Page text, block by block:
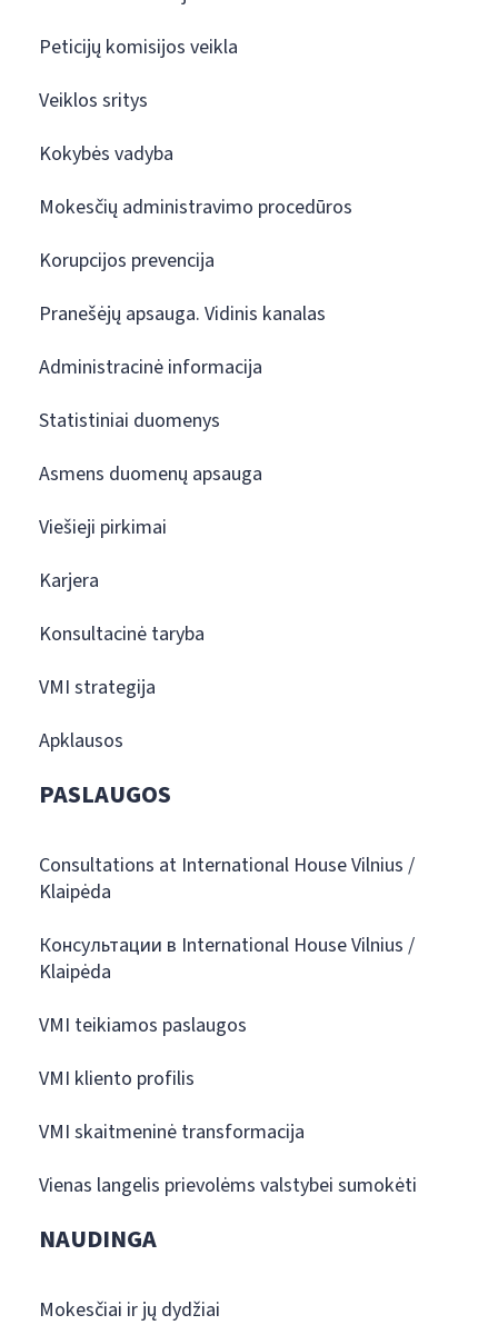
Peticijų komisijos veikla
Veiklos sritys
Kokybės vadyba
Mokesčių administravimo procedūros
Korupcijos prevencija
Pranešėjų apsauga. Vidinis kanalas
Administracinė informacija
Statistiniai duomenys
Asmens duomenų apsauga
Viešieji pirkimai
Karjera
Konsultacinė taryba
VMI strategija
Apklausos
PASLAUGOS
Consultations at International House Vilnius /
Klaipėda
Консультации в International House Vilnius /
Klaipėda
VMI teikiamos paslaugos
VMI kliento profilis
VMI skaitmeninė transformacija
Vienas langelis prievolėms valstybei sumokėti
NAUDINGA
Mokesčiai ir jų dydžiai